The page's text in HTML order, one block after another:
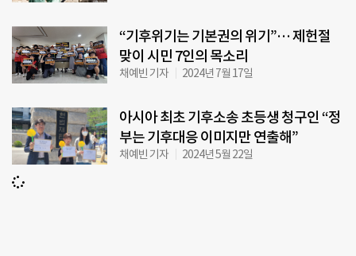
“기후위기는 기본권의 위기”… 제헌절
맞이 시민 7인의 목소리
채예빈 기자 2024년 7월 17일
아시아 최초 기후소송 초등생 청구인 “정
부는 기후대응 이미지만 연출해”
채예빈 기자 2024년 5월 22일